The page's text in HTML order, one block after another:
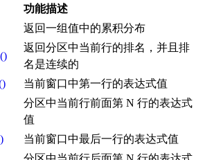
功能描述
返回一组值中的累积分布
返回分区中当前行的排名，并且排
名是连续的
当前窗口中第一行的表达式值
分区中当前行前面第 N 行的表达式
值
当前窗口中最后一行的表达式值